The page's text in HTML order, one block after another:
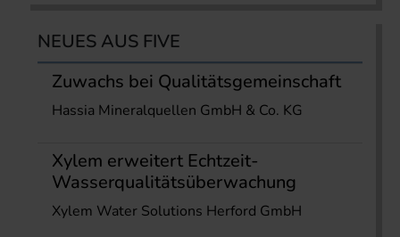
NEUES AUS FIVE
Zuwachs bei Qualitätsgemeinschaft
Hassia Mineralquellen GmbH & Co. KG
Xylem erweitert Echtzeit-
Wasserqualitätsüberwachung
Xylem Water Solutions Herford GmbH